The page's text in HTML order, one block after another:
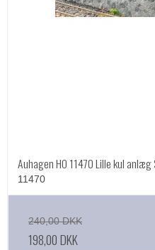
Auhagen HO 11470 Lille kul
11470
240,00 DKK
198,00 DKK